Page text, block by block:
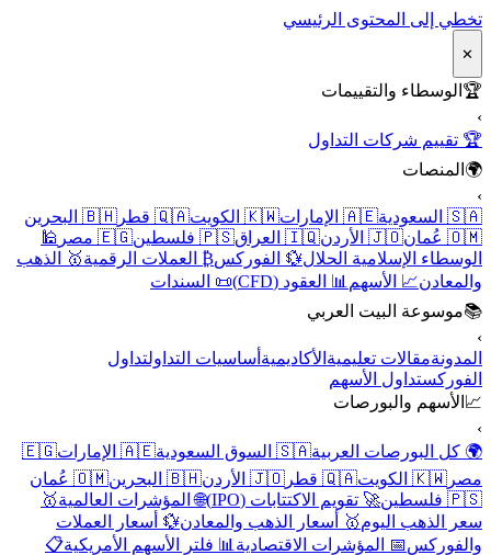
تخطي إلى المحتوى الرئيسي
✕
🏆الوسطاء والتقييمات
🏆 تقييم شركات التداول
🌍المنصات
🇸🇦 السعودية
🇦🇪 الإمارات 🇰🇼 الكويت 🇶🇦 قطر
🇧🇭 البحرين
🇴🇲 عُمان
🇯🇴 الأردن 🇮🇶 العراق 🇵🇸 فلسطين 🇪🇬 مصر
🕌
الوسطاء الإسلامية الحلال 💱 الفوركس ₿ العملات الرقمية🥇 الذهب
والمعادن📈 الأسهم📊 العقود (CFD)
📜 السندات
📚موسوعة البيت العربي
المدونةمقالات تعليميةالأكاديميةأساسيات التداولتداول
الفوركستداول الأسهم
📈الأسهم والبورصات
🌍 كل البورصات العربية🇸🇦 السوق السعودية 🇦🇪 الإمارات
🇪🇬
مصر 🇰🇼 الكويت 🇶🇦 قطر 🇯🇴 الأردن 🇧🇭 البحرين
🇴🇲 عُمان
🇵🇸 فلسطين
🚀 تقويم الاكتتابات (IPO) 🌐 المؤشرات العالمية🥇
سعر الذهب اليوم🥇 أسعار الذهب والمعادن💱 أسعار العملات
والفوركس 📅 المؤشرات الاقتصادية📊 فلتر الأسهم الأمريكية📋